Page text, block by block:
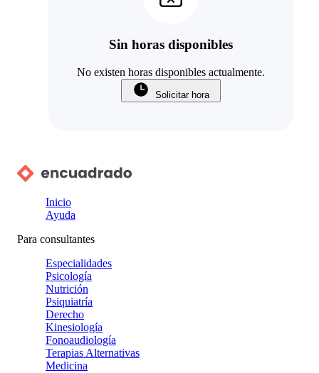
Sin horas disponibles
No existen horas disponibles actualmente.
Solicitar hora
Inicio
Ayuda
Para consultantes
Especialidades
Psicología
Nutrición
Psiquiatría
Derecho
Kinesiología
Fonoaudiología
Terapias Alternativas
Medicina